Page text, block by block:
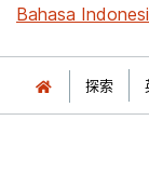
Bahasa
探索